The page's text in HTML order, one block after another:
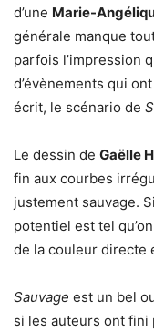
d’une Marie-
générale manque
parfois l’impression
d’évènements qui
écrit, le scénario de
Le dessin de Gaëlle
fin aux courbes
justement sauvage.
potentiel est tel
de la couleur directe
Sauvage est un bel
si les auteurs ont